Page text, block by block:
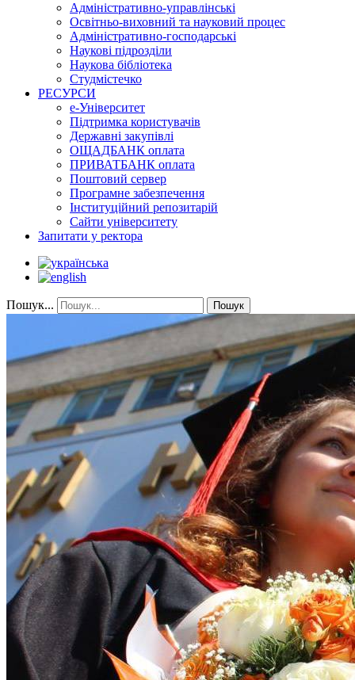
Адміністративно-управлінські
Освітньо-виховний та науковий процес
Адміністративно-господарські
Наукові підрозділи
Наукова бібліотека
Студмістечко
РЕСУРСИ
е-Університет
Підтримка користувачів
Державні закупівлі
ОЩАДБАНК оплата
ПРИВАТБАНК оплата
Поштовий сервер
Програмне забезпечення
Інституційний репозитарій
Сайти університету
Запитати у ректора
Пошук... Пошук